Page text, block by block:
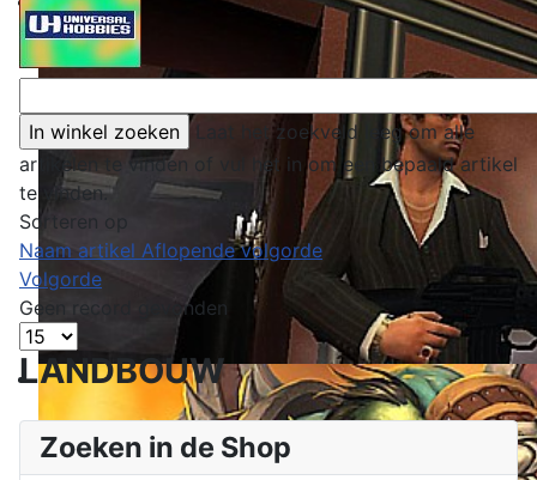
Zoeken in de Shop
Laat het zoekveld leeg om alle
artikelen te vinden of vul het in om een bepaald artikel
te vinden.
Sorteren op
Naam artikel Aflopende volgorde
Volgorde
Geen record gevonden
LANDBOUW